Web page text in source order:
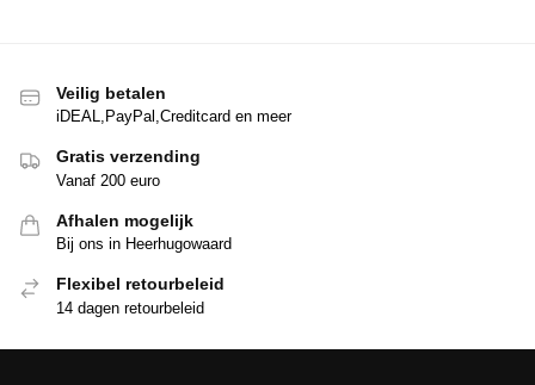
Veilig betalen
iDEAL,PayPal,Creditcard en meer
Gratis verzending
Vanaf 200 euro
Afhalen mogelijk
Bij ons in Heerhugowaard
Flexibel retourbeleid
14 dagen retourbeleid